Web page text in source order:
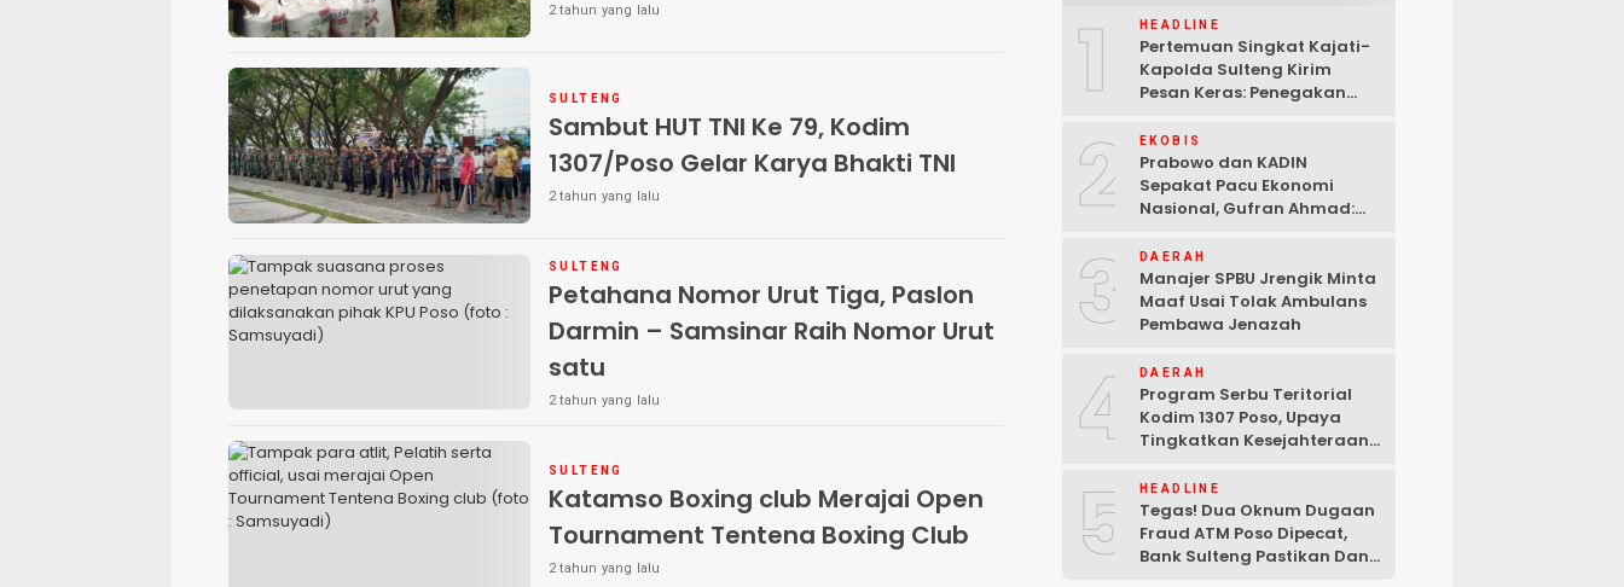
2 tahun yang lalu
SULTENG
Sambut HUT TNI Ke 79, Kodim
1307/Poso Gelar Karya Bhakti TNI
2 tahun yang lalu
SULTENG
Petahana Nomor Urut Tiga, Paslon
Darmin – Samsinar Raih Nomor Urut
satu
2 tahun yang lalu
SULTENG
Katamso Boxing club Merajai Open
Tournament Tentena Boxing Club
2 tahun yang lalu
1 HEADLINE
Pertemuan Singkat Kajati-
Kapolda Sulteng Kirim
Pesan Keras: Penegakan
2 EKOBIS
Prabowo dan KADIN
Sepakat Pacu Ekonomi
Nasional, Gufran Ahmad:
3 DAERAH
Manajer SPBU Jrengik Minta
Maaf Usai Tolak Ambulans
Pembawa Jenazah
4 DAERAH
Program Serbu Teritorial
Kodim 1307 Poso, Upaya
Tingkatkan Kesejahteraan
5 HEADLINE
Tegas! Dua Oknum Dugaan
Fraud ATM Poso Dipecat,
Bank Sulteng Pastikan Dana